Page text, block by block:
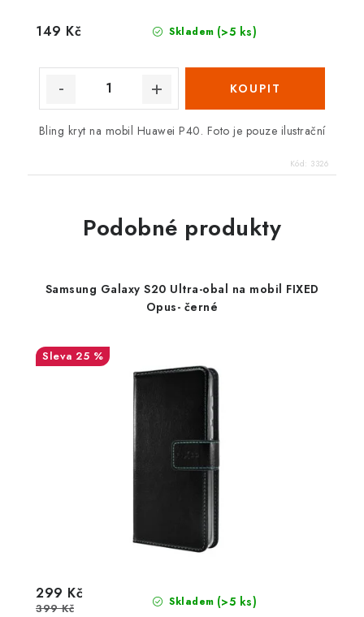
Skladem (>5 ks)
149 Kč
Bling kryt na mobil Huawei P40. Foto je pouze ilustrační
Kód: 3326
Podobné produkty
Samsung Galaxy S20 Ultra-obal na mobil FIXED
Opus- černé
25 %
Skladem (>5 ks)
299 Kč
399 Kč